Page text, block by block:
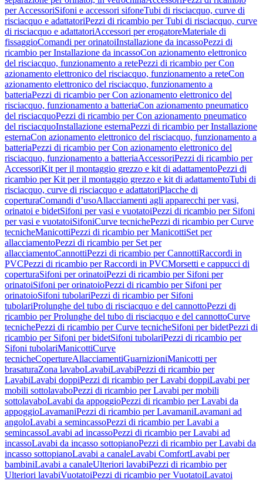
per AccessoriSifoni e accessori sifoneTubi di risciacquo, curve di
risciacquo e adattatoriPezzi di ricambio per Tubi di risciacquo, curve
di risciacquo e adattatoriAccessori per erogatoreMateriale di
fissaggioComandi per orinatoiInstallazione da incassoPezzi di
ricambio per Installazione da incassoCon azionamento elettronico
del risciacquo, funzionamento a retePezzi di ricambio per Con
azionamento elettronico del risciacquo, funzionamento a reteCon
azionamento elettronico del risciacquo, funzionamento a
batteriaPezzi di ricambio per Con azionamento elettronico del
risciacquo, funzionamento a batteriaCon azionamento pneumatico
del risciacquoPezzi di ricambio per Con azionamento pneumatico
del risciacquoInstallazione esternaPezzi di ricambio per Installazione
esternaCon azionamento elettronico del risciacquo, funzionamento a
batteriaPezzi di ricambio per Con azionamento elettronico del
risciacquo, funzionamento a batteriaAccessoriPezzi di ricambio per
AccessoriKit per il montaggio grezzo e kit di adattamentoPezzi di
ricambio per Kit per il montaggio grezzo e kit di adattamentoTubi di
risciacquo, curve di risciacquo e adattatoriPlacche di
coperturaComandi d’usoAllacciamenti agli apparecchi per vasi,
orinatoi e bidetSifoni per vasi e vuotatoiPezzi di ricambio per Sifoni
per vasi e vuotatoiSifoniCurve tecnichePezzi di ricambio per Curve
tecnicheManicottiPezzi di ricambio per ManicottiSet per
allacciamentoPezzi di ricambio per Set per
allacciamentoCannottiPezzi di ricambio per CannottiRaccordi in
PVCPezzi di ricambio per Raccordi in PVCMorsetti e cappucci di
coperturaSifoni per orinatoiPezzi di ricambio per Sifoni per
orinatoiSifoni per orinatoioPezzi di ricambio per Sifoni per
orinatoioSifoni tubolariPezzi di ricambio per Sifoni
tubolariProlunghe del tubo di risciacquo e del cannottoPezzi di
ricambio per Prolunghe del tubo di risciacquo e del cannottoCurve
tecnichePezzi di ricambio per Curve tecnicheSifoni per bidetPezzi di
ricambio per Sifoni per bidetSifoni tubolariPezzi di ricambio per
Sifoni tubolariManicottiCurve
tecnicheCopertureAllacciamentiGuarnizioniManicotti per
brasaturaZona lavaboLavabiLavabiPezzi di ricambio per
LavabiLavabi doppiPezzi di ricambio per Lavabi doppiLavabi per
mobili sottolavaboPezzi di ricambio per Lavabi per mobili
sottolavaboLavabi da appoggioPezzi di ricambio per Lavabi da
appoggioLavamaniPezzi di ricambio per LavamaniLavamani ad
angoloLavabi a semincassoPezzi di ricambio per Lavabi a
semincassoLavabi ad incassoPezzi di ricambio per Lavabi ad
incassoLavabi da incasso sottopianoPezzi di ricambio per Lavabi da
incasso sottopianoLavabi a canaleLavabi ComfortLavabi per
bambiniLavabi a canaleUlteriori lavabiPezzi di ricambio per
Ulteriori lavabiVuotatoiPezzi di ricambio per VuotatoiLavatoi